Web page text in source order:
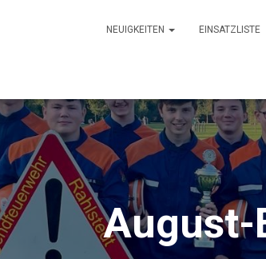
NEUIGKEITEN EINSATZLISTE
August-